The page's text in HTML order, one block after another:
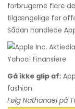
forbrugerne flere
tilgængelige for
Sådan handlede
Gå ikke glip af:
fashion.
Følg Nathanael på